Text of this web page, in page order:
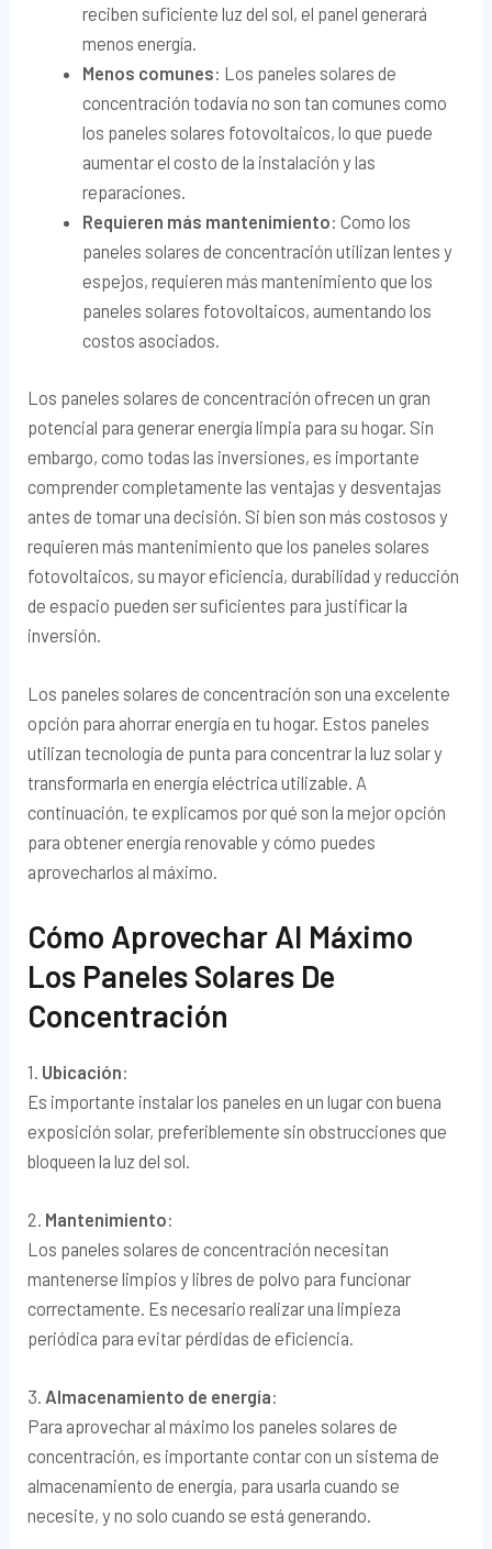
reciben suficiente luz del sol, el panel generará
menos energía.
Menos comunes: Los paneles solares de
concentración todavía no son tan comunes como
los paneles solares fotovoltaicos, lo que puede
aumentar el costo de la instalación y las
reparaciones.
Requieren más mantenimiento: Como los
paneles solares de concentración utilizan lentes y
espejos, requieren más mantenimiento que los
paneles solares fotovoltaicos, aumentando los
costos asociados.
Los paneles solares de concentración ofrecen un gran
potencial para generar energía limpia para su hogar. Sin
embargo, como todas las inversiones, es importante
comprender completamente las ventajas y desventajas
antes de tomar una decisión. Si bien son más costosos y
requieren más mantenimiento que los paneles solares
fotovoltaicos, su mayor eficiencia, durabilidad y reducción
de espacio pueden ser suficientes para justificar la
inversión.
Los paneles solares de concentración son una excelente
opción para ahorrar energía en tu hogar. Estos paneles
utilizan tecnología de punta para concentrar la luz solar y
transformarla en energía eléctrica utilizable. A
continuación, te explicamos por qué son la mejor opción
para obtener energía renovable y cómo puedes
aprovecharlos al máximo.
Cómo Aprovechar Al Máximo
Los Paneles Solares De
Concentración
1. Ubicación:
Es importante instalar los paneles en un lugar con buena
exposición solar, preferiblemente sin obstrucciones que
bloqueen la luz del sol.
2. Mantenimiento:
Los paneles solares de concentración necesitan
mantenerse limpios y libres de polvo para funcionar
correctamente. Es necesario realizar una limpieza
periódica para evitar pérdidas de eficiencia.
3. Almacenamiento de energía:
Para aprovechar al máximo los paneles solares de
concentración, es importante contar con un sistema de
almacenamiento de energía, para usarla cuando se
necesite, y no solo cuando se está generando.